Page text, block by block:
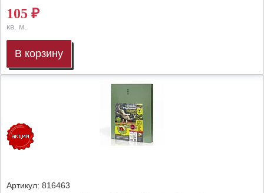
105 ₽
кв. м.
В корзину
Артикул: 816463